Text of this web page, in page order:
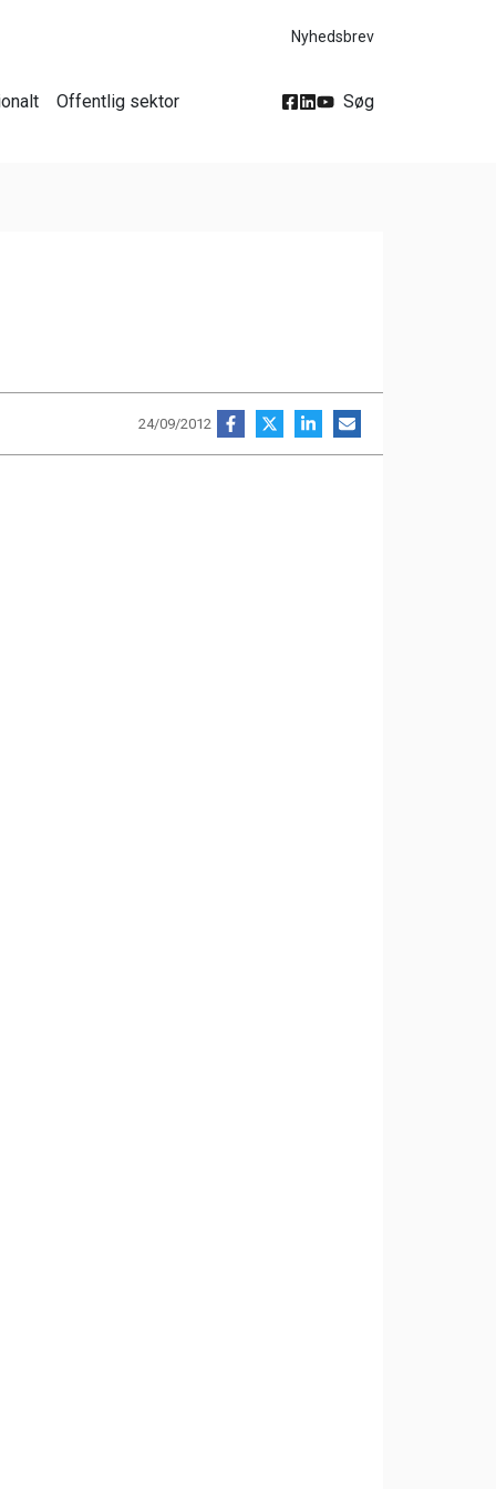
Nyhedsbrev
Offentlig sektor Søg
24/09/2012